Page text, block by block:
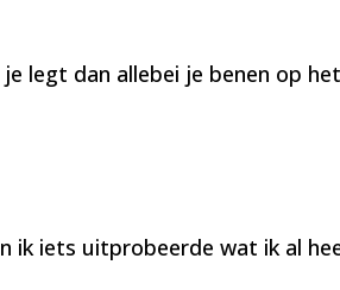
legt dan allebei je benen op
ik iets uitprobeerde wat ik al